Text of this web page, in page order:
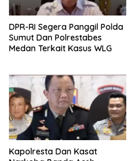
DPR-RI Segera Panggil Polda
Sumut Dan Polrestabes
Medan Terkait Kasus WLG
Kapolresta Dan Kasat